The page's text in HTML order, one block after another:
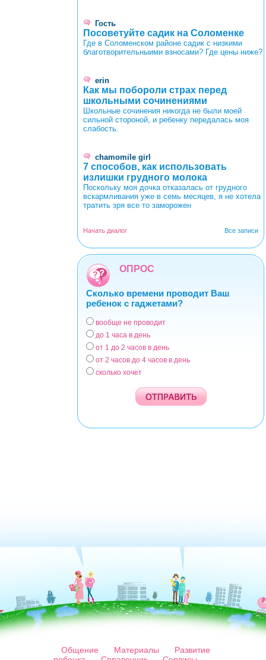
Гость
Посоветуйте садик на Соломенке
Где в Соломенском районе садик с низкими
благотворительныими взносами? Где цены ниже?
erin
Как мы побороли страх перед
школьными сочинениями
Школьные сочинения никогда не были моей
сильной стороной, и ребенку передалась моя
слабость.
chamomile girl
7 способов, как использовать
излишки грудного молока
Поскольку моя дочка отказалась от грудного
вскармливания уже в семь месяцев, я не хотела
тратить зря все то заморожен
Все записи
Начать диалог
ОПРОС
Сколько времени проводит Ваш
ребенок с гаджетами?
Варианты
вообще не проводит
до 1 часа в день
от 1 до 2 часов в день
от 2 часов до 4 часов в день
сколько хочет
Общение Материалы
Развитие